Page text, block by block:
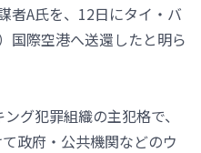
者A氏を、12日にタイ・バ
国際空港へ送還したと明ら
グ犯罪組織の主犯格で、
政府・公共機関などのウ